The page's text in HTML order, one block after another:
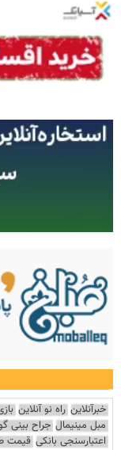
خبرآنلاین راه نو آنلاین
مبل مینیمال جراح بینی
اعتبارسنجی بانکی قیمت